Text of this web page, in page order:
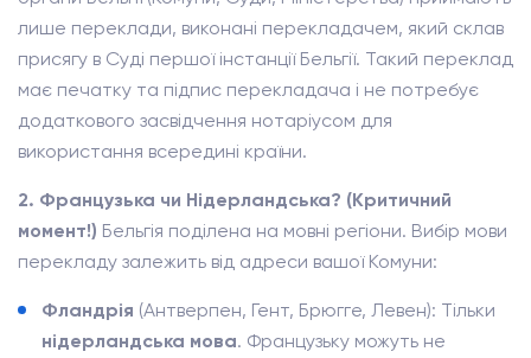
лише переклади, виконані перекладачем, який склав
присягу в Суді першої інстанції Бельгії. Такий переклад
має печатку та підпис перекладача і не потребує
додаткового засвідчення нотаріусом для
використання всередині країни.
2. Французька чи Нідерландська? (Критичний
момент!) Бельгія поділена на мовні регіони. Вибір мови
перекладу залежить від адреси вашої Комуни:
Фландрія (Антверпен, Гент, Брюгге, Левен): Тільки
нідерландська мова. Французьку можуть не